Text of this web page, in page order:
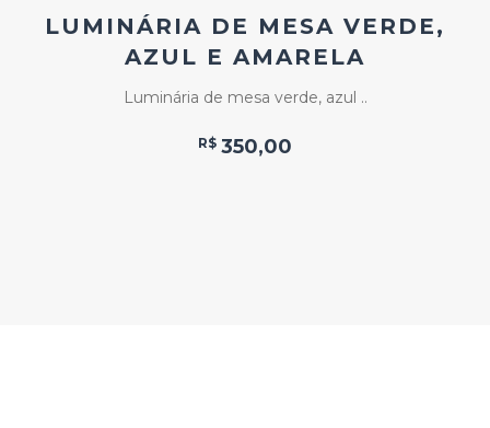
LUMINÁRIA DE MESA VERDE,
AZUL E AMARELA
Luminária de mesa verde, azul ..
R$ 350,00